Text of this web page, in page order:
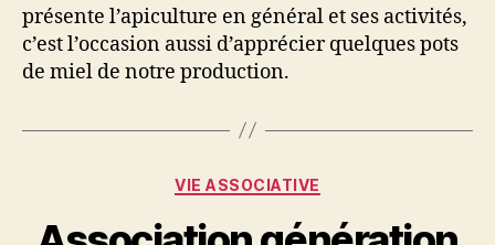
présente l’apiculture en général et ses activités,
c’est l’occasion aussi d’apprécier quelques pots
de miel de notre production.
Catégories
VIE ASSOCIATIVE